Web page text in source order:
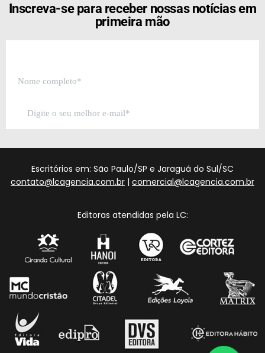
Inscreva-se para receber nossas notícias em
primeira mão
Escritórios em: São Paulo/SP e Jaraguá do Sul/SC
contato@lcagencia.com.br | comercial@lcagencia.com.br
Editoras atendidas pela LC: